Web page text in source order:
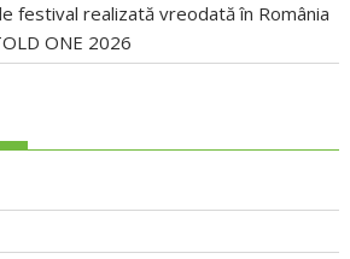
festival realizată vreodată în România
ONE 2026